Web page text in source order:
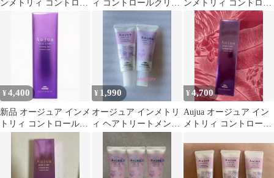
ンメトリィ コントロー
ル クリーム 135g アウ
ィ コントロールクリー ンメトリィ コントロー
ルクリーム トリートメ
ント
¥4,400
新品 オージュア インメ
トリィ コントロールク
¥ 1,990
オージュア インメトリ
ィ ヘアトリートメント
¥4,700
Aujua オージュア イン
メトリィ コントロール